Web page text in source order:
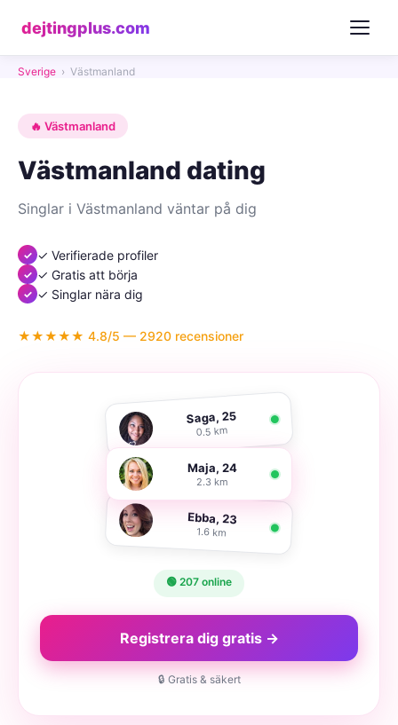
dejtingplus.com
Sverige › Västmanland
🔥 Västmanland
Västmanland dating
Singlar i Västmanland väntar på dig
✓ Verifierade profiler
✓ Gratis att börja
✓ Singlar nära dig
★★★★★ 4.8/5 — 2920 recensioner
Saga, 25
0.5 km
Maja, 24
2.3 km
Ebba, 23
1.6 km
🟢 207 online
Registrera dig gratis →
🔒 Gratis & säkert